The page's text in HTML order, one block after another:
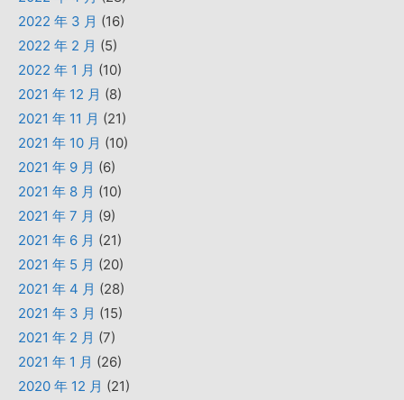
2022 年 3 月 (16)
2022 年 2 月 (5)
2022 年 1 月 (10)
2021 年 12 月 (8)
2021 年 11 月 (21)
2021 年 10 月 (10)
2021 年 9 月 (6)
2021 年 8 月 (10)
2021 年 7 月 (9)
2021 年 6 月 (21)
2021 年 5 月 (20)
2021 年 4 月 (28)
2021 年 3 月 (15)
2021 年 2 月 (7)
2021 年 1 月 (26)
2020 年 12 月 (21)